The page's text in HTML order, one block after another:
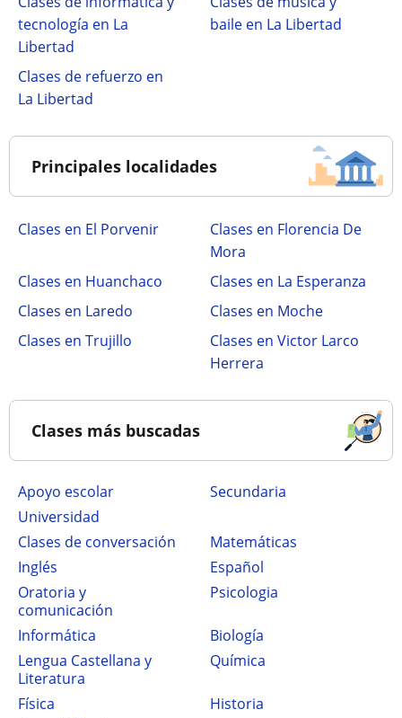
tecnología en La
Libertad
baile en La Libertad
Clases de refuerzo en
La Libertad
Principales localidades
Clases en El Porvenir
Clases en Florencia De
Mora
Clases en Huanchaco
Clases en La Esperanza
Clases en Laredo
Clases en Moche
Clases en Trujillo
Clases en Victor Larco
Herrera
Clases más buscadas
Apoyo escolar
secundaria
Universidad
Clases de conversación
Matemáticas
Inglés
Español
Oratoria y
comunicación
Psicologia
Informática
Biología
Lengua Castellana y
Literatura
Química
Física
Historia